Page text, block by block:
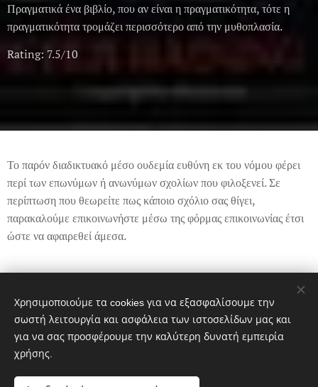
Πραγματικά ένα βιβλίο, που αν είναι η πραγματικότητα, τότε η
πραγματικότητα τρομάζει περισσότερο από την μυθοπλασία.
Rating: 7.5/10
Το παρόν διαδικτυακό μέσο ουδεμία ευθύνη εκ του νόμου φέρει
περί των επωνύμων ή ανωνύμων σχολίων που φιλοξενεί. Σε
περίπτωση που θεωρείτε πως κάποιο σχόλιο σας θίγει,
παρακαλούμε επικοινωνήστε μέσω της φόρμας επικοινωνίας έτσι
ώστε να αφαιρεθεί άμεσα.
Χρησιμοποιούμε τα cookies για να εξασφαλίσουμε την
σωστή λειτουργία και ασφάλεια των ιστοσελίδων μας και
για να σας προσφέρουμε την καλύτερη δυνατή εμπειρία
χρήσης.